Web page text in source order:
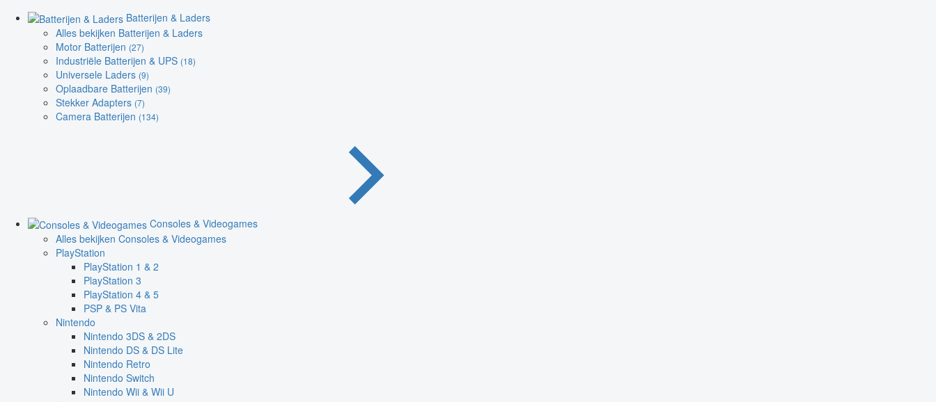
Batterijen & Laders
Alles bekijken Batterijen & Laders
Motor Batterijen (27)
Industriële Batterijen & UPS (18)
Universele Laders (9)
Oplaadbare Batterijen (39)
Stekker Adapters (7)
Camera Batterijen (134)
Consoles & Videogames
Alles bekijken Consoles & Videogames
PlayStation
PlayStation 1 & 2
PlayStation 3
PlayStation 4 & 5
PSP & PS Vita
Nintendo
Nintendo 3DS & 2DS
Nintendo DS & DS Lite
Nintendo Retro
Nintendo Switch
Nintendo Wii & Wii U